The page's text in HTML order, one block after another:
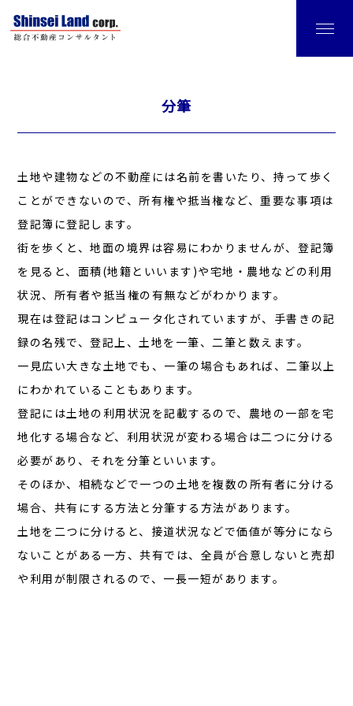
分筆
土地や建物などの不動産には名前を書いたり、持って歩く
ことができないので、所有権や抵当権など、重要な事項は
登記簿に登記します。
街を歩くと、地面の境界は容易にわかりませんが、登記簿
を見ると、面積(地籍といいます)や宅地・農地などの利用
状況、所有者や抵当権の有無などがわかります。
現在は登記はコンピュータ化されていますが、手書きの記
録の名残で、登記上、土地を一筆、二筆と数えます。
一見広い大きな土地でも、一筆の場合もあれば、二筆以上
にわかれていることもあります。
登記には土地の利用状況を記載するので、農地の一部を宅
地化する場合など、利用状況が変わる場合は二つに分ける
必要があり、それを分筆といいます。
そのほか、相続などで一つの土地を複数の所有者に分ける
場合、共有にする方法と分筆する方法があります。
土地を二つに分けると、接道状況などで価値が等分になら
ないことがある一方、共有では、全員が合意しないと売却
や利用が制限されるので、一長一短があります。